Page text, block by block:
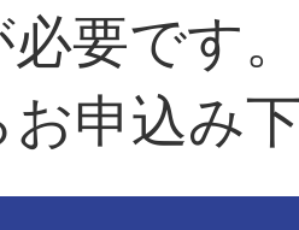
必要です
申込み